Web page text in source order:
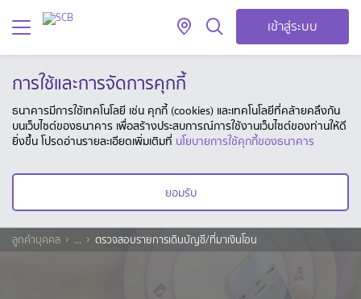
เข้าสู่ระบบ
การใช้และการจัดการคุกกี้
ธนาคารมีการใช้เทคโนโลยี เช่น คุกกี้ (cookies) และเทคโนโลยีที่คล้ายคลึงกัน
บนเว็บไซต์ของธนาคาร เพื่อสร้างประสบการณ์การใช้งานเว็บไซต์ของท่านให้ดี
ยิ่งขึ้น โปรดอ่านรายละเอียดเพิ่มเติมที่ นโยบายการใช้คุกกี้ของธนาคาร
ยอมรับ
ลูกค้าบุคคล ... ตรวจสอบรายการเดินบัญชี/ที่มาเงินโอน